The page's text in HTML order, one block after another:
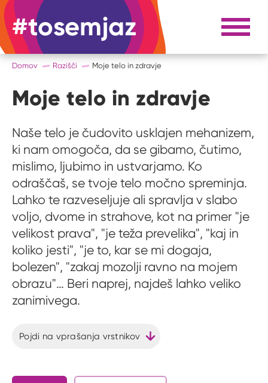
#tosemjaz #to sem jaz Razpri
Domov Razišči Moje telo in zdravje
Moje telo in zdravje
Naše telo je čudovito usklajen mehanizem,
ki nam omogoča, da se gibamo, čutimo,
mislimo, ljubimo in ustvarjamo. Ko
odraščaš, se tvoje telo močno spreminja.
Lahko te razveseljuje ali spravlja v slabo
voljo, dvome in strahove, kot na primer "je
velikost prava", "je teža prevelika", "kaj in
koliko jesti", "je to, kar se mi dogaja,
bolezen", "zakaj mozolji ravno na mojem
obrazu"… Beri naprej, najdeš lahko veliko
zanimivega.
Pojdi na vprašanja vrstnikov